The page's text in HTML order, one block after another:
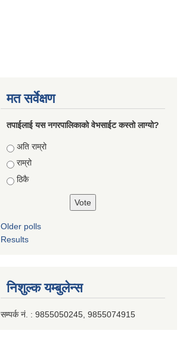
मत सर्वेक्षण
तपाईलाई यस नगरपालिकाको वेभसाईट कस्तो लाग्यो?
Choices
अति राम्रो
राम्रो
ठिकै
Older polls
Results
निशुल्क यम्बुलेन्स
सम्पर्क नं. : 9855050245, 9855074915